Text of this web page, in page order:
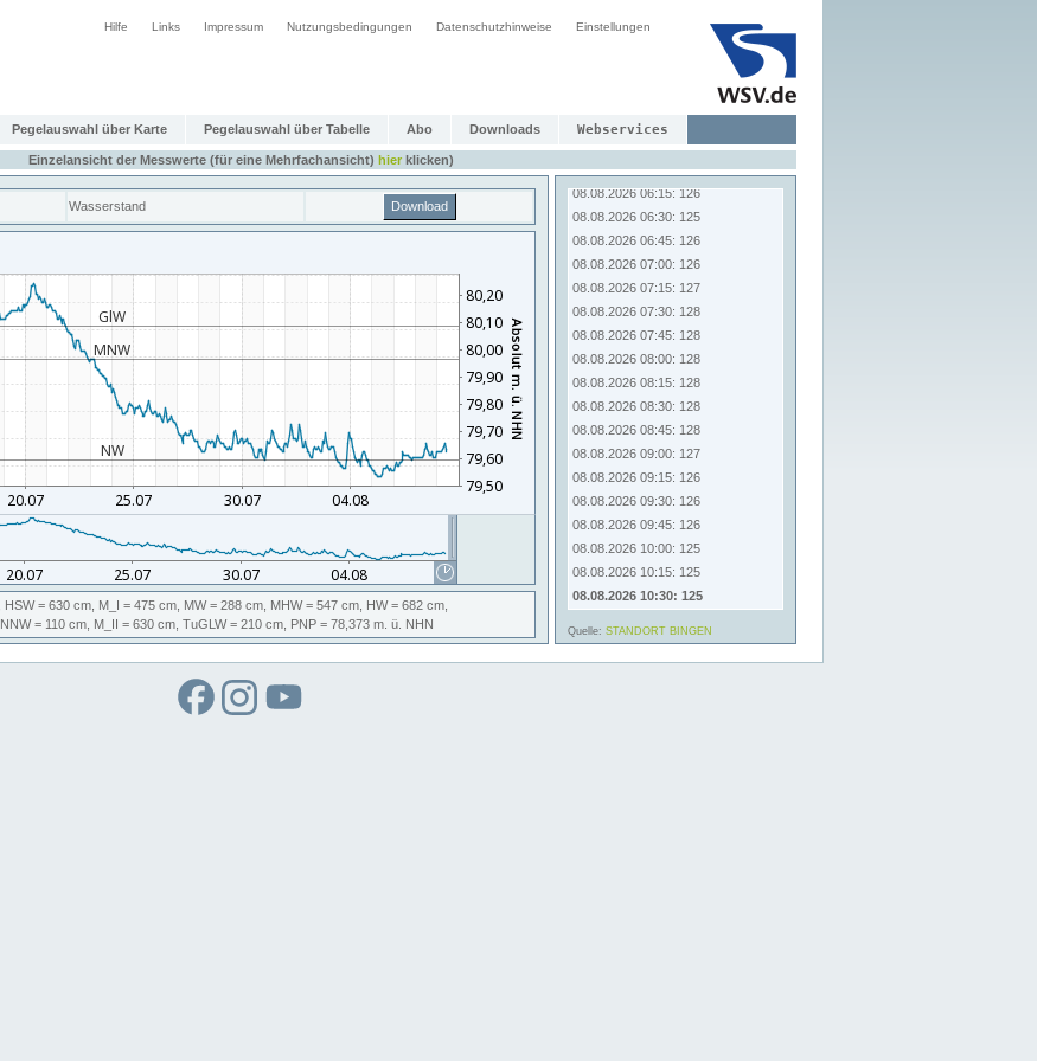
Hilfe Links Impressum Nutzungsbedingungen Datenschutzhinweise Einstellungen
Pegelauswahl über Karte Pegelauswahl über Tabelle Abo Downloads Webservices
Einzelansicht der Messwerte (für eine Mehrfachansicht) hierklicken)
Wasserstand Download
HSW= 630 cm, M_I = 475 cm, MW= 288 cm, MHW= 547 cm, HW= 682 cm,
NNW= 110 cm, M_II = 630 cm, TuGLW= 210 cm, PNP = 78,373 m. ü. NHN
08.08.2026 04:30: 125
08.08.2026 05:30: 126
08.08.2026 05:45: 126
08.08.2026 06:00: 126
08.08.2026 06:15: 126
08.08.2026 06:30: 125
08.08.2026 06:45: 126
08.08.2026 07:00: 126
08.08.2026 07:15: 127
08.08.2026 07:30: 128
08.08.2026 07:45: 128
08.08.2026 08:00: 128
08.08.2026 08:15: 128
08.08.2026 08:30: 128
08.08.2026 08:45: 128
08.08.2026 09:00: 127
08.08.2026 09:15: 126
08.08.2026 09:30: 126
08.08.2026 09:45: 126
08.08.2026 10:00: 125
08.08.2026 10:15: 125
08.08.2026 10:30: 125
Quelle: STANDORT BINGEN